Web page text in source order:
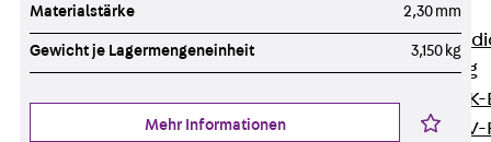
FERBOX®
GFK-Bewehrung
Zurück
FIBERNOX®
Materialstärke 2,30 mm
Gewicht je Lagermengeneinheit 3,150 kg
Mehr Informationen